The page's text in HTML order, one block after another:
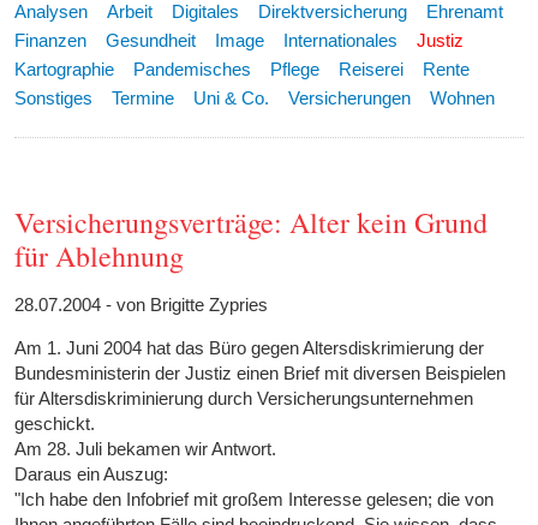
Analysen Arbeit Digitales Direktversicherung
Ehrenamt
Finanzen
Gesundheit Image Internationales
Justiz
Kartographie
Pandemisches Pflege Reiserei
Rente
Sonstiges
Termine Uni & Co. Versicherungen Wohnen
Versicherungsverträge: Alter kein Grund
für Ablehnung
28.07.2004 - von Brigitte Zypries
Am 1. Juni 2004 hat das Büro gegen Altersdiskrimierung der
Bundesministerin der Justiz einen Brief mit diversen Beispielen
für Altersdiskriminierung durch Versicherungsunternehmen
geschickt.
Am 28. Juli bekamen wir Antwort.
Daraus ein Auszug:
"Ich habe den Infobrief mit großem Interesse gelesen; die von